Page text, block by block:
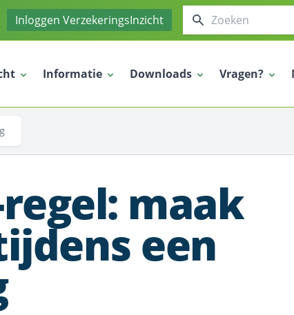
Inloggen VerzekeringsInzicht Zoeken
Informatie Downloads Vragen?
maak
een